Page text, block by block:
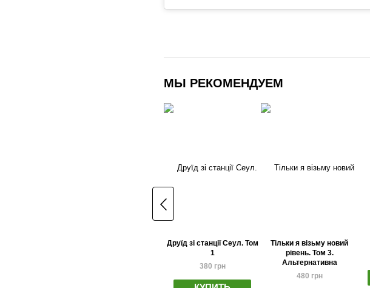
МЫ РЕКОМЕНДУЕМ
Друїд зі станції Сеул. Том
1
380 грн
Тільки я візьму новий
рівень. Том 3.
Альтернативна
обкладинка
480 грн